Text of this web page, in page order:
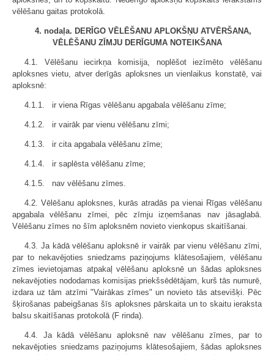
vēlēšanu gaitas protokolā.
4. nodaļa. DERĪGO VĒLĒŠANU APLOKŠŅU ATVĒRŠANA,
VĒLĒŠANU ZĪMJU DERĪGUMA NOTEIKŠANA
4.1. Vēlēšanu iecirkņa komisija, noplēšot iezīmēto vēlēšanu
aploksnes vietu, atver derīgās aploksnes un vienlaikus konstatē, vai
aploksnē:
4.1.1. ir viena Rīgas vēlēšanu apgabala vēlēšanu zīme;
4.1.2. ir vairāk par vienu vēlēšanu zīmi;
4.1.3. ir cita apgabala vēlēšanu zīme;
4.1.4. ir saplēsta vēlēšanu zīme;
4.1.5. nav vēlēšanu zīmes.
4.2. Vēlēšanu aploksnes, kurās atradās pa vienai Rīgas vēlēšanu
apgabala vēlēšanu zīmei, pēc zīmju izņemšanas nav jāsaglabā.
Vēlēšanu zīmes no šīm aploksnēm novieto vienkopus skaitīšanai.
4.3. Ja kādā vēlēšanu aploksnē ir vairāk par vienu vēlēšanu zīmi,
par to nekavējoties sniedzams paziņojums klātesošajiem, vēlēšanu
zīmes ievietojamas atpakaļ vēlēšanu aploksnē un šādas aploksnes
nekavējoties nododamas komisijas priekšsēdētājam, kurš tās numurē,
izdara uz tām atzīmi "Vairākas zīmes" un novieto tās atsevišķi. Pēc
šķirošanas pabeigšanas šīs aploksnes pārskaita un to skaitu ieraksta
balsu skaitīšanas protokolā (F rinda).
4.4. Ja kādā vēlēšanu aploksnē nav vēlēšanu zīmes, par to
nekavējoties sniedzams paziņojums klātesošajiem, šādas aploksnes